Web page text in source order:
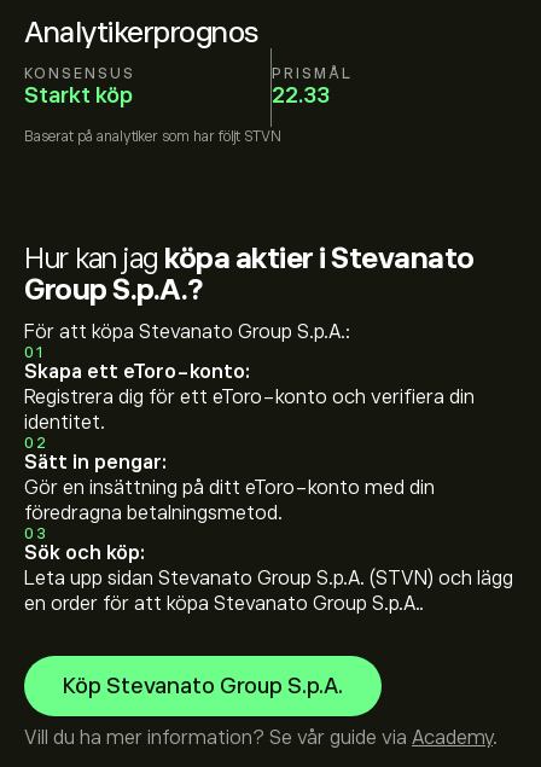
Analytikerprognos
KONSENSUS
Starkt köp
PRISMÅL
22.33
Baserat på analytiker som har följt STVN
Hur kan jag köpa aktier i Stevanato
Group S.p.A.?
För att köpa Stevanato Group S.p.A.:
01
Skapa ett eToro-konto:
Registrera dig för ett eToro-konto och verifiera din
identitet.
02
Sätt in pengar:
Gör en insättning på ditt eToro-konto med din
föredragna betalningsmetod.
03
Sök och köp:
Leta upp sidan Stevanato Group S.p.A. (STVN) och lägg
en order för att köpa Stevanato Group S.p.A..
Köp Stevanato Group S.p.A.
Vill du ha mer information? Se vår guide via Academy.